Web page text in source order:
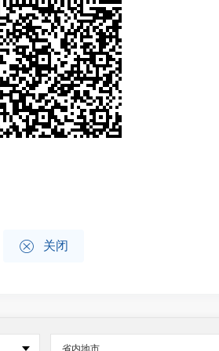
 关闭
省内地市